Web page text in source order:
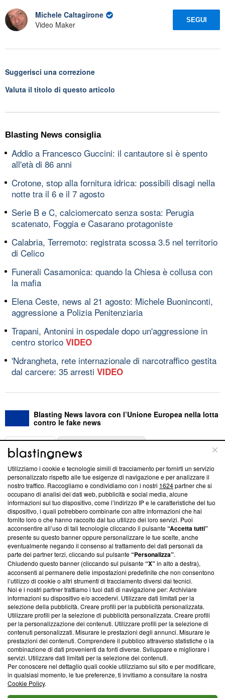
Michele Caltagirone
Video Maker
SEGUI
Suggerisci una correzione
Valuta il titolo di questo articolo
Blasting News consiglia
Addio a Francesco Guccini: il cantautore si è spento
all'età di 86 anni
Crotone, stop alla fornitura idrica: possibili disagi nella
notte tra il 6 e il 7 agosto
Serie B e C, calciomercato senza sosta: Perugia
scatenato, Foggia e Casarano protagoniste
Calabria, Terremoto: registrata scossa 3.5 nel territorio
di Celico
Funerali Casamonica: quando la Chiesa è collusa con
la mafia
Elena Ceste, news al 21 agosto: Michele Buoninconti,
aggressione a Polizia Penitenziaria
Trapani, Antonini in ospedale dopo un'aggressione in
centro storico VIDEO
'Ndrangheta, rete internazionale di narcotraffico gestita
dal carcere: 35 arresti VIDEO
Blasting News lavora con l’Unione Europea nella lotta
contro le fake news
ABOUT
Questa sezione offre informazioni trasparenti su Blasting
News, sui nostri processi editoriali e su come ci impegniamo a
creare news di qualità. Inoltre, afferma la nostra aderenza a
‘Trust Project - News with Integrity’Blasting News non è
ancora membro del programma, ma ha richiesto di farne
parte; Trust Project non ha ancora effettuato una verifica di
conformità agli standard.
Su di noi
Team editoriale
Corporate
Redazione
Informativa Privacy
Cookie Policy
Blasting SA, IDI CHE-247.845.224, Via Carlo Frasca, 3 - 6900
Lugano (Svizzera) Tel:+39 0690258937
© 2026 Blasting News
Utilizziamo i cookie e tecnologie simili di tracciamento per fornirti un servizio
personalizzato rispetto alle tue esigenze di navigazione e per analizzare il
nostro traffico. Raccogliamo e condividiamo con i nostri 1624partner che si
occupano di analisi dei dati web, pubblicità e social media, alcune
informazioni sul tuo dispositivo, come l’indirizzo IP e le caratteristiche del tuo
dispositivo, i quali potrebbero combinarle con altre informazioni che hai
fornito loro o che hanno raccolto dal tuo utilizzo dei loro servizi. Puoi
acconsentire all’uso di tali tecnologie cliccando il pulsante“Accetta tutti”
presente su questo banner oppure personalizzare le tue scelte, anche
eventualmente negando il consenso al trattamento dei dati personali da
parte dei partner terzi, cliccando sul pulsante“Personalizza”.
Chiudendo questo banner (cliccando sul pulsante“X”in alto a destra),
acconsenti al permanere delle impostazioni predefinite che non consentono
l’utilizzo di cookie o altri strumenti di tracciamento diversi dai tecnici.
Noi e i nostri partner trattiamo i tuoi dati di navigazione per: Archiviare
informazioni su dispositivo e/o accedervi. Utilizzare dati limitati per la
selezione della pubblicità. Creare profili per la pubblicità personalizzata.
Utilizzare profili per la selezione di pubblicità personalizzata. Creare profili
per la personalizzazione dei contenuti. Utilizzare profili per la selezione di
contenuti personalizzati. Misurare le prestazioni degli annunci. Misurare le
prestazioni dei contenuti. Comprendere il pubblico attraverso statistiche o la
combinazione di dati provenienti da fonti diverse. Sviluppare e migliorare i
servizi. Utilizzare dati limitati per la selezione dei contenuti.
Per conoscere nel dettaglio quali cookie utilizziamo sul sito e per modificare,
in qualsiasi momento, le tue preferenze, ti invitiamo a consultare la nostra
Cookie Policy.